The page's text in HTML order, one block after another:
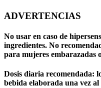
ADVERTENCIAS
No usar en caso de
ingredientes. No
para mujeres embarazadas
Dosis diaria recomendada:
bebida elaborada una vez al